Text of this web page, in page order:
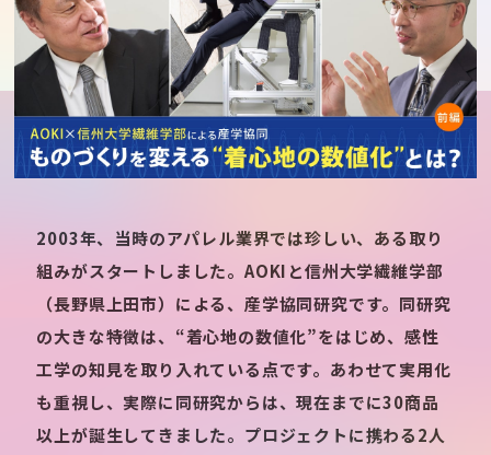
2003年、当時のアパレル業界では珍しい、ある取り
組みがスタートしました。AOKIと信州大学繊維学部
（長野県上田市）による、産学協同研究です。同研究
の大きな特徴は、“着心地の数値化”をはじめ、感性
工学の知見を取り入れている点です。あわせて実用化
も重視し、実際に同研究からは、現在までに30商品
以上が誕生してきました。プロジェクトに携わる2人